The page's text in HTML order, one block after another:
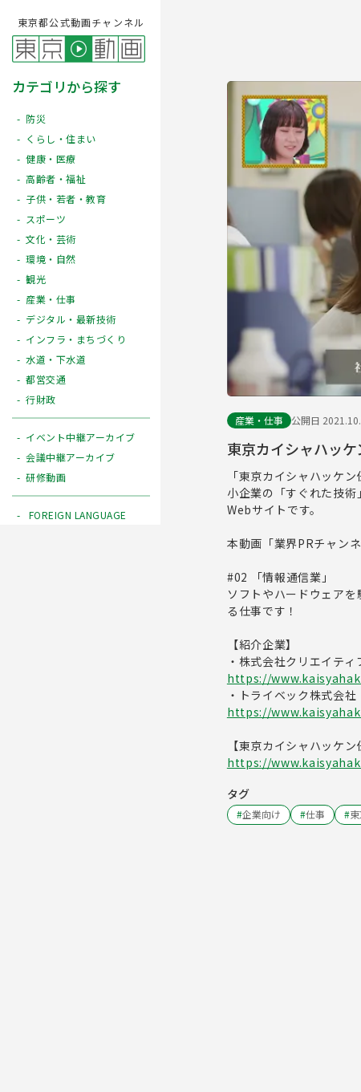
東京都公式動画チャンネル
カテゴリから探す
防災
くらし・住まい
健康・医療
高齢者・福祉
子供・若者・教育
スポーツ
文化・芸術
環境・自然
観光
産業・仕事
デジタル・最新技術
インフラ・まちづくり
水道・下水道
都営交通
行財政
イベント中継アーカイブ
会議中継アーカイブ
研修動画
FOREIGN LANGUAGE
Play
産業・仕事 公開日
東京カイシャハッケ
「東京カイシャハッケ
小企業の「すぐれた技
Webサイトです。
本動画「業界PRチャン
#02 「情報通信業」
ソフトやハードウェア
る仕事です！
【紹介企業】
・株式会社クリエイティ
https://
・トライベック株式会社
https://
【東京カイシャハッケン
https://
タグ
#企業向け #仕事 #